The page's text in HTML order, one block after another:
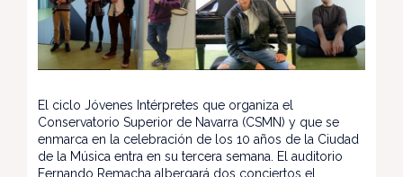
El ciclo Jóvenes Intérpretes que organiza el
Conservatorio Superior de Navarra (CSMN) y que se
enmarca en la celebración de los 10 años de la Ciudad
de la Música entra en su tercera semana. El auditorio
Fernando Remacha albergará dos conciertos el